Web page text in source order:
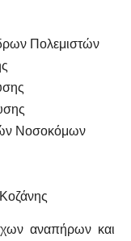
Πολεμιστών
Νοσοκόμων
αναπήρων και